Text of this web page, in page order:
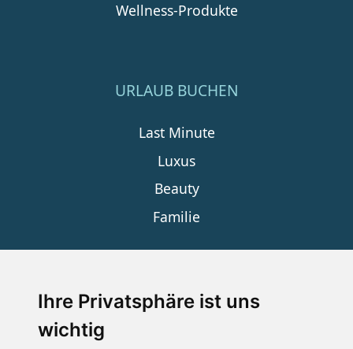
Ihre Privatsphäre ist uns
wichtig
Wellness-Produkte
URLAUB BUCHEN
Last Minute
Luxus
Beauty
Familie
SERVICE